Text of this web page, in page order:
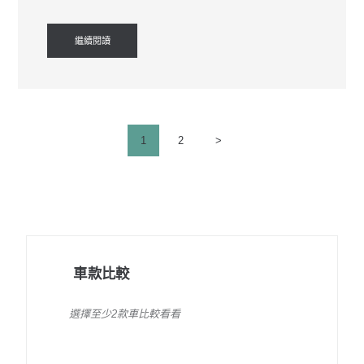
繼續閱讀
PAGE
1 PAGE
2 >
車款比較
選擇至少2款車比較看看